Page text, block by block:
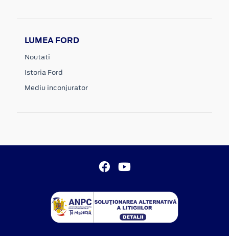
LUMEA FORD
Noutati
Istoria Ford
Mediu inconjurator